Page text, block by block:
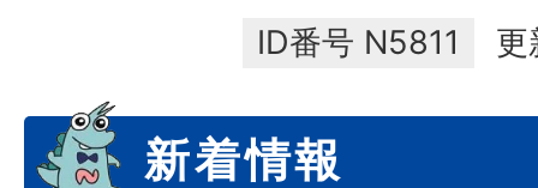
ID番号 N5811 更
新着情報